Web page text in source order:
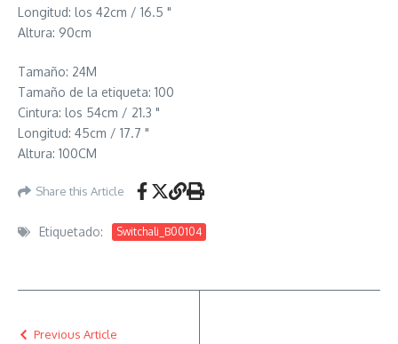
Longitud: los 42cm / 16.5 "
Altura: 90cm
Tamaño: 24M
Tamaño de la etiqueta: 100
Cintura: los 54cm / 21.3 "
Longitud: 45cm / 17.7 "
Altura: 100CM
Share this Article
Etiquetado: Switchali_B00104
Previous Article